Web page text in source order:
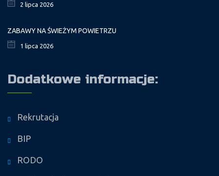
2 lipca 2026
ZABAWY NA ŚWIEŻYM POWIETRZU
1 lipca 2026
Dodatkowe informacje:
Rekrutacja
BIP
RODO